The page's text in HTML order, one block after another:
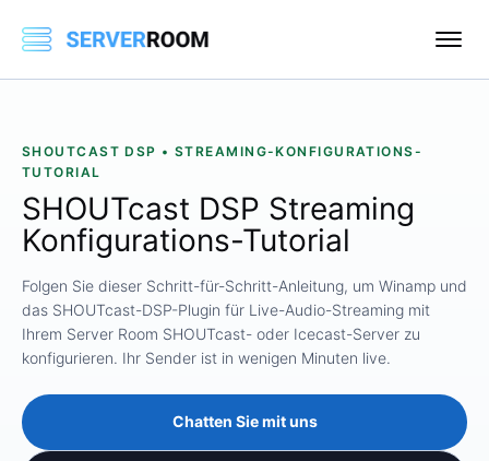
SHOUTCAST DSP • STREAMING-KONFIGURATIONS-
TUTORIAL
SHOUTcast DSP Streaming
Konfigurations-Tutorial
Folgen Sie dieser Schritt-für-Schritt-Anleitung, um Winamp und
das SHOUTcast-DSP-Plugin für Live-Audio-Streaming mit
Ihrem Server Room SHOUTcast- oder Icecast-Server zu
konfigurieren. Ihr Sender ist in wenigen Minuten live.
Chatten Sie mit uns